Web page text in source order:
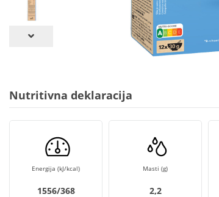
Nutritivna deklaracija
Energija (kJ/kcal)
1556/368
Masti (g)
2,2